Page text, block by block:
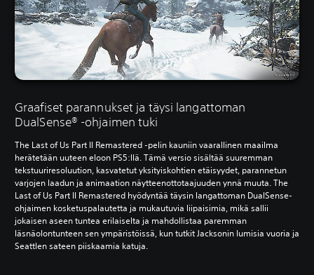
Graafiset parannukset ja täysi langattoman
DualSense® -ohjaimen tuki
The Last of Us Part II Remastered -pelin kauniin vaarallinen maailma
herätetään uuteen eloon PS5:llä. Tämä versio sisältää suuremman
tekstuuriresoluution, kasvatetut yksityiskohtien etäisyydet, parannetun
varjojen laadun ja animaation näytteenottotaajuuden ynnä muuta. The
Last of Us Part II Remastered hyödyntää täysin langattoman DualSense-
ohjaimen kosketuspalautetta ja mukautuvia liipaisimia, mikä sallii
jokaisen aseen tuntea erilaiselta ja mahdollistaa paremman
läsnäolontunteen sen ympäristöissä, kun tutkit Jacksonin lumisia vuoria ja
Seattlen sateen piiskaamia katuja.